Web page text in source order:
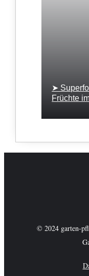
➤
Früchte
© 2024 garten-